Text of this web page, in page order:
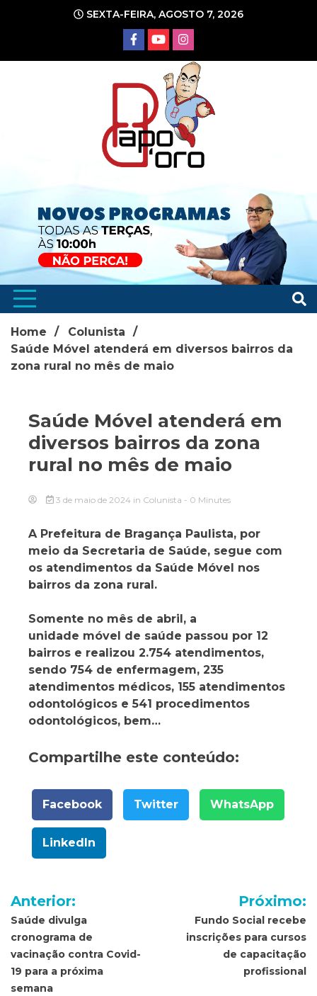
conteúdo
SEXTA-FEIRA, AGOSTO 7, 2026
Home
Colunista
Saúde Móvel atenderá em diversos bairros da
zona rural no mês de maio
Saúde Móvel atenderá em
diversos bairros da zona
rural no mês de maio
3 de maio de 2024 in Colunista - 0 Minutes
A Prefeitura de Bragança Paulista, por
meio da Secretaria de Saúde, segue com
os atendimentos da Saúde Móvel nos
bairros da zona rural.
Somente no mês de abril, a
unidade móvel de saúde passou por 12
bairros e realizou 2.754 atendimentos,
sendo 754 de enfermagem, 235
atendimentos médicos, 155 atendimentos
odontológicos e 541 procedimentos
odontológicos, bem…
Compartilhe este conteúdo:
Facebook Twitter WhatsApp
LinkedIn
Navegação
de
Post
Anterior:
Saúde divulga
cronograma de
vacinação contra Covid-
19 para a próxima
semana
Próximo:
Fundo Social recebe
inscrições para cursos
de capacitação
profissional